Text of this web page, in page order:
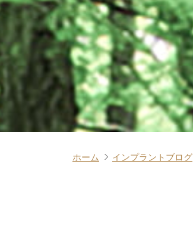
ホーム インプラントブログ